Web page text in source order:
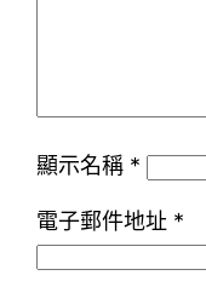
顯示名稱 *
電子郵件地址 *